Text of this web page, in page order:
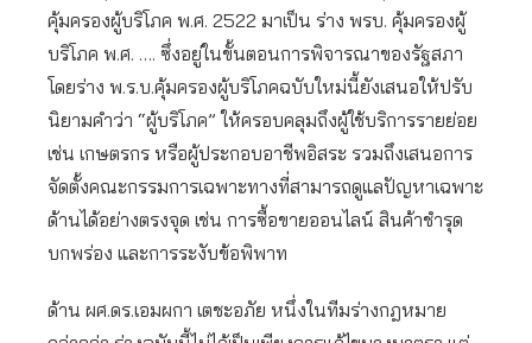
คุ้มครองผู้บริโภค พ.ศ. 2522 มาเป็น ร่าง พรบ. คุ้มครองผู้
บริโภค พ.ศ. …. ซึ่งอยู่ในขั้นตอนการพิจารณาของรัฐสภา
โดยร่าง พ.ร.บ.คุ้มครองผู้บริโภคฉบับใหม่นี้ยังเสนอให้ปรับ
นิยามคำว่า “ผู้บริโภค” ให้ครอบคลุมถึงผู้ใช้บริการรายย่อย
เช่น เกษตรกร หรือผู้ประกอบอาชีพอิสระ รวมถึงเสนอการ
จัดตั้งคณะกรรมการเฉพาะทางที่สามารถดูแลปัญหาเฉพาะ
ด้านได้อย่างตรงจุด เช่น การซื้อขายออนไลน์ สินค้าชำรุด
บกพร่อง และการระงับข้อพิพาท
ด้าน ผศ.ดร.เอมผกา เตชะอภัย หนึ่งในทีมร่างกฎหมาย